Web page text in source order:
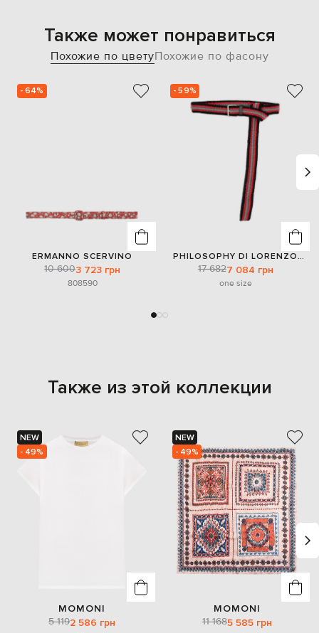
Также может понравиться
Похожие по цветуПохожие по фасону
- 64%
ERMANNO SCERVINO
10 6003 723 грн
808590
- 59%
PHILOSOPHY DI LORENZO
SERAFINI
17 6827 084 грн
one size
Также из этой коллекции
NEW
- 49%
MOMONI
5 1192 586 грн
NEW
- 49%
MOMONI
11 1685 585 грн